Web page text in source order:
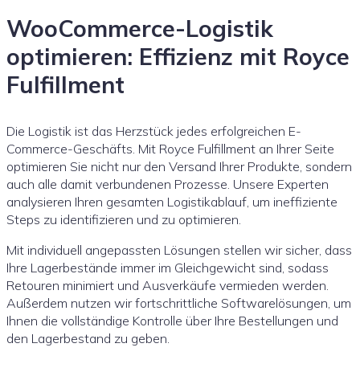
WooCommerce-Logistik
optimieren: Effizienz mit Royce
Fulfillment
Die Logistik ist das Herzstück jedes erfolgreichen E-
Commerce-Geschäfts. Mit Royce Fulfillment an Ihrer Seite
optimieren Sie nicht nur den Versand Ihrer Produkte, sondern
auch alle damit verbundenen Prozesse. Unsere Experten
analysieren Ihren gesamten Logistikablauf, um ineffiziente
Steps zu identifizieren und zu optimieren.
Mit individuell angepassten Lösungen stellen wir sicher, dass
Ihre Lagerbestände immer im Gleichgewicht sind, sodass
Retouren minimiert und Ausverkäufe vermieden werden.
Außerdem nutzen wir fortschrittliche Softwarelösungen, um
Ihnen die vollständige Kontrolle über Ihre Bestellungen und
den Lagerbestand zu geben.